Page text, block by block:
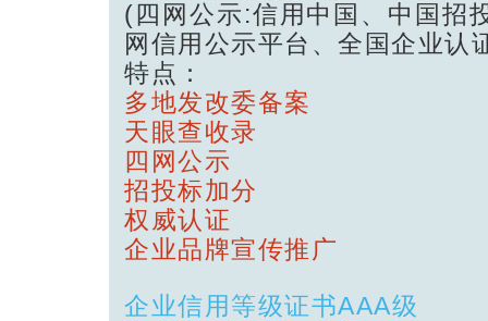
(四网公示:信用中国、中国招
网信用公示平台、全国企业认
特点：
多地发改委备案
天眼查收录
四网公示
招投标加分
权威认证
企业品牌宣传推广
企业信用等级证书AAA级